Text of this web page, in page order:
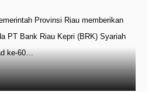
Provinsi Riau memberikan
PT Bank Riau Kepri (BRK) Syariah
ke-60…